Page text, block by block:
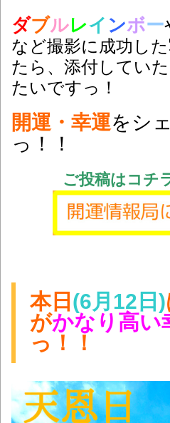
ダブルレイ ンボー
など撮影に成功し
たら、添付してい
たいですっ！
開運・幸運をシ
っ！！
ご投稿はコチ
本日 (6月12日)
がかなり高い
っ！！